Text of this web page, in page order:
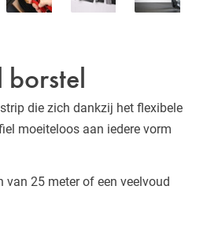
borstel
die zich dankzij het flexibele
moeiteloos aan iedere vorm
van 25 meter of een veelvoud